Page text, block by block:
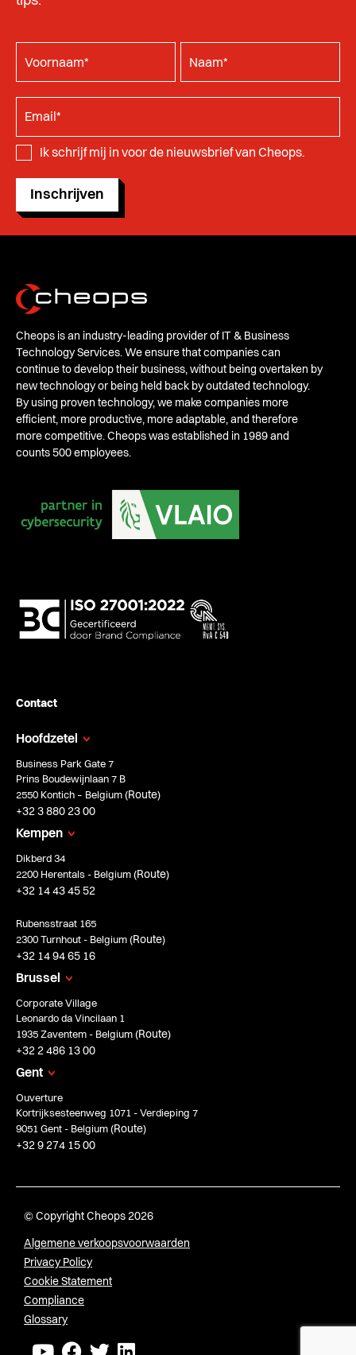
Ik schrijf mij in voor de nieuwsbrief van Cheops.
Inschrijven
Cheops is an industry-leading provider of IT & Business
Technology Services. We ensure that companies can
continue to develop their business, without being overtaken by
new technology or being held back by outdated technology.
By using proven technology, we make companies more
efficient, more productive, more adaptable, and therefore
more competitive. Cheops was established in 1989 and
counts 500 employees.
Contact
Hoofdzetel
Business Park Gate 7
Prins Boudewijnlaan 7 B
2550 Kontich – Belgium (Route)
+32 3 880 23 00
Kempen
Dikberd 34
2200 Herentals - Belgium (Route)
+32 14 43 45 52
Rubensstraat 165
2300 Turnhout - Belgium (Route)
+32 14 94 65 16
Brussel
Corporate Village
Leonardo da Vincilaan 1
1935 Zaventem - Belgium (Route)
+32 2 486 13 00
Gent
Ouverture
Kortrijksesteenweg 1071 - Verdieping 7
9051 Gent - Belgium (Route)
+32 9 274 15 00
© Copyright Cheops 2026
Algemene verkoopsvoorwaarden
Privacy Policy
Cookie Statement
Compliance
Glossary